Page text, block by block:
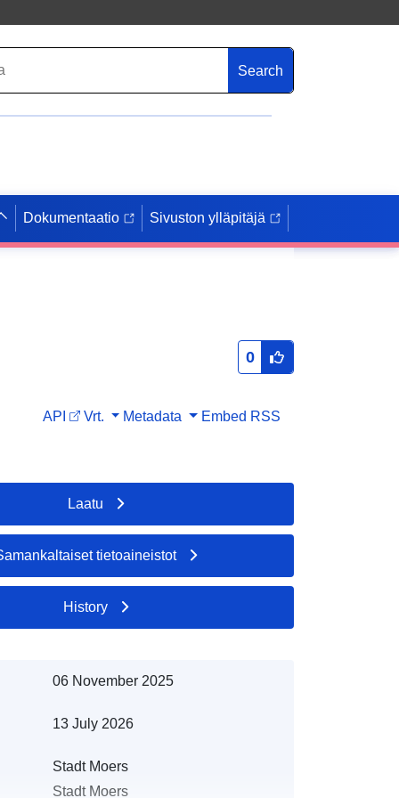
Search
Dokumentaatio Sivuston ylläpitäjä
0
API Vrt. Metadata Embed RSS
Laatu
tietoaineistot
History
06 November 2025
13 July 2026
Stadt Moers
Stadt Moers